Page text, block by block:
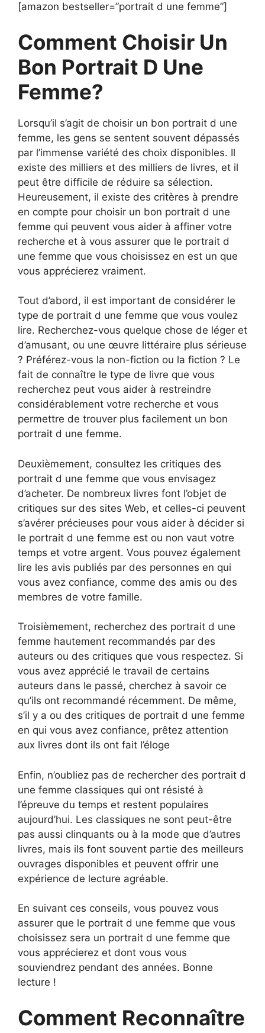
[amazon bestseller=”portrait d une femme”]
Comment Choisir Un
Bon Portrait D Une
Femme?
Lorsqu’il s’agit de choisir un bon portrait d une
femme, les gens se sentent souvent dépassés
par l’immense variété des choix disponibles. Il
existe des milliers et des milliers de livres, et il
peut être difficile de réduire sa sélection.
Heureusement, il existe des critères à prendre
en compte pour choisir un bon portrait d une
femme qui peuvent vous aider à affiner votre
recherche et à vous assurer que le portrait d
une femme que vous choisissez en est un que
vous apprécierez vraiment.
Tout d’abord, il est important de considérer le
type de portrait d une femme que vous voulez
lire. Recherchez-vous quelque chose de léger et
d’amusant, ou une œuvre littéraire plus sérieuse
? Préférez-vous la non-fiction ou la fiction ? Le
fait de connaître le type de livre que vous
recherchez peut vous aider à restreindre
considérablement votre recherche et vous
permettre de trouver plus facilement un bon
portrait d une femme.
Deuxièmement, consultez les critiques des
portrait d une femme que vous envisagez
d’acheter. De nombreux livres font l’objet de
critiques sur des sites Web, et celles-ci peuvent
s’avérer précieuses pour vous aider à décider si
le portrait d une femme est ou non vaut votre
temps et votre argent. Vous pouvez également
lire les avis publiés par des personnes en qui
vous avez confiance, comme des amis ou des
membres de votre famille.
Troisièmement, recherchez des portrait d une
femme hautement recommandés par des
auteurs ou des critiques que vous respectez. Si
vous avez apprécié le travail de certains
auteurs dans le passé, cherchez à savoir ce
qu’ils ont recommandé récemment. De même,
s’il y a ou des critiques de portrait d une femme
en qui vous avez confiance, prêtez attention
aux livres dont ils ont fait l’éloge
Enfin, n’oubliez pas de rechercher des portrait d
une femme classiques qui ont résisté à
l’épreuve du temps et restent populaires
aujourd’hui. Les classiques ne sont peut-être
pas aussi clinquants ou à la mode que d’autres
livres, mais ils font souvent partie des meilleurs
ouvrages disponibles et peuvent offrir une
expérience de lecture agréable.
En suivant ces conseils, vous pouvez vous
assurer que le portrait d une femme que vous
choisissez sera un portrait d une femme que
vous apprécierez et dont vous vous
souviendrez pendant des années. Bonne
lecture !
Comment Reconnaître